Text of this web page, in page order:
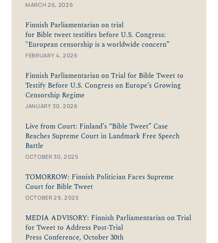
MARCH 26, 2026
Finnish Parliamentarian on trial
for Bible tweet testifies before U.S. Congress:
"European censorship is a worldwide concern”
FEBRUARY 4, 2026
Finnish Parliamentarian on Trial for Bible Tweet to
Testify Before U.S. Congress on Europe’s Growing
Censorship Regime
JANUARY 30, 2026
Live from Court: Finland’s “Bible Tweet” Case
Reaches Supreme Court in Landmark Free Speech
Battle
OCTOBER 30, 2025
TOMORROW: Finnish Politician Faces Supreme
Court for Bible Tweet
OCTOBER 29, 2025
MEDIA ADVISORY: Finnish Parliamentarian on Trial
for Tweet to Address Post-Trial
Press Conference, October 30th